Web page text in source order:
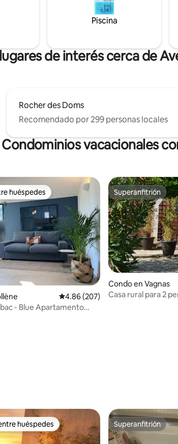
Y DISFRUTAR.
Piscina
de interés cerca de
Rocher des Doms
Recomendado por 299 personas locales
Condominios vacacionales
5, 268 reseñas
huéspedes
huéspedes
Calificación promedio: 4.86 de 5,
4.86 (207)
- Blue Apartamento
Superanfitrión
Superanfitrión
Condo en Vagnas
Casa rural para 2
huéspedes preferido
huéspedes Superanfitrión
Superanfitrión